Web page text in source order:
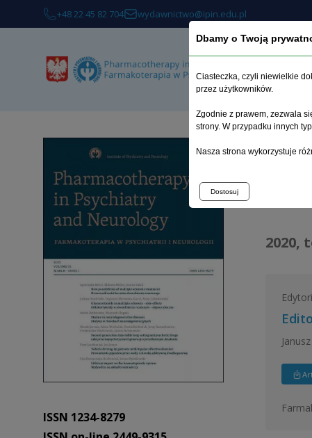
+48 22 45 82 704 wydawnictwo@ipin.edu.pl
ISSN 1234-8279
Strona
2020,
Dbamy o Twoją
Ciasteczka, czyli niewielkie
przez użytkowników.
Zgodnie z prawem, zezwala
strony. W przypadku innych
Nasza strona wykorzystuje
Dostosuj